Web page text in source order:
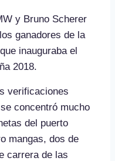
y Bruno Scherer
ganadores de la
inauguraba el
2018.
verificaciones
concentró mucho
del puerto
mangas, dos de
carrera de las